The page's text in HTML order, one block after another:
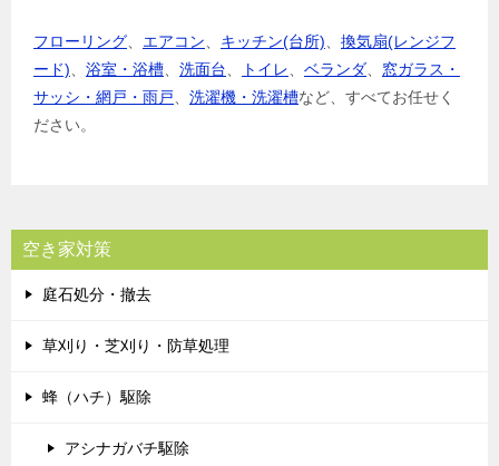
フローリング エアコン キッチン(台所)
換気扇(レンジフ
ード)
浴室・浴槽 洗面台 トイレ ベランダ
窓ガラス・
サッシ・網戸・雨戸
洗濯機・洗濯槽など、すべてお任せく
ださい。
空き家対策
庭石処分・撤去
草刈り・芝刈り・防草処理
蜂（ハチ）駆除
アシナガバチ駆除